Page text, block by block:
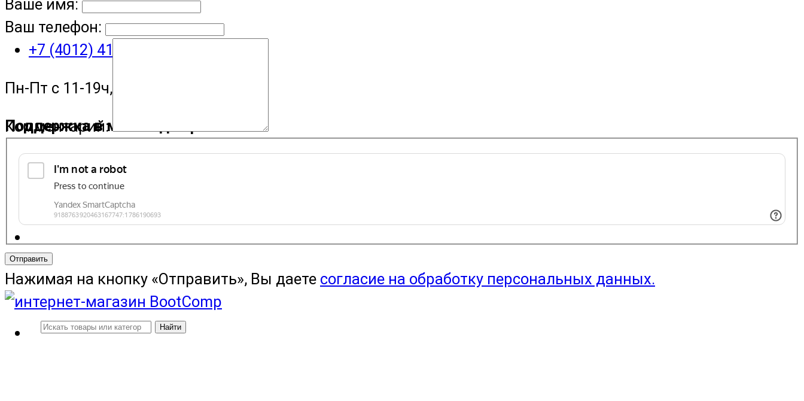
+7 (4012) 410-120
Пн-Пт с 11-19ч, Сб с 11-15ч
Поддержка в мессенджере
Ваше имя:
Ваш телефон:
Комментарий:
Отправить
Нажимая на кнопку «Отправить», Вы даете согласие на обработку персональных данных.
Найти